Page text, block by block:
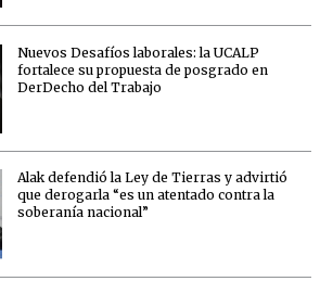
Nuevos Desafíos laborales: la UCALP
fortalece su propuesta de posgrado en
DerDecho del Trabajo
Alak defendió la Ley de Tierras y advirtió
que derogarla “es un atentado contra la
soberanía nacional”